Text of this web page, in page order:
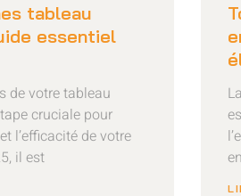
tableau
essentiel
de votre tableau
cruciale pour
l’efficacité de votre
il est